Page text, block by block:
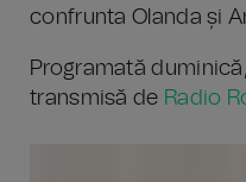
confrunta Olanda și
Programată
transmisă de Radio